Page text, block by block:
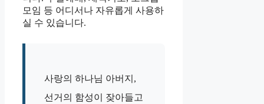
모임 등 어디서나 자유롭게 사용하
실 수 있습니다.
사랑의 하나님 아버지,
선거의 함성이 잦아들고